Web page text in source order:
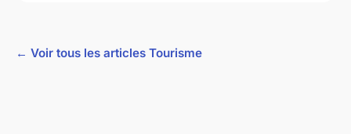
← Voir tous les articles Tourisme